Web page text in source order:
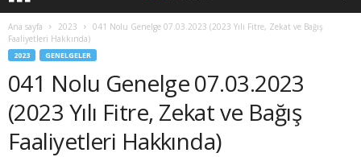
Ana sayfa 2023
041 Nolu Genelge 07.03.2023 (2023 Yılı Fitre, Zekat ve Bağış
Faaliyetleri Hakkında)
2023 GENELGELER
041 Nolu Genelge 07.03.2023
(2023 Yılı Fitre, Zekat ve Bağış
Faaliyetleri Hakkında)